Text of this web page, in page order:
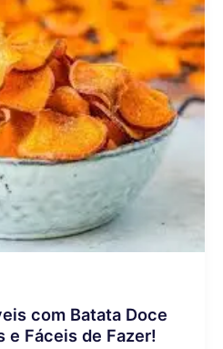
com Batata Doce
e Fáceis de Fazer!